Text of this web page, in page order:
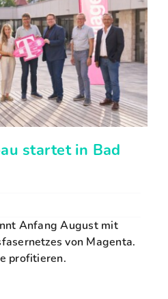
startet in Bad
Anfang August mit
von Magenta.
profitieren.